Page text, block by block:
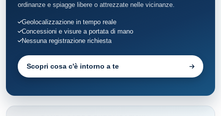
ordinanze e spiagge libere o attrezzate nelle vicinanze.
Geolocalizzazione in tempo reale
Concessioni e visure a portata di mano
Nessuna registrazione richiesta
Scopri cosa c'è intorno a te